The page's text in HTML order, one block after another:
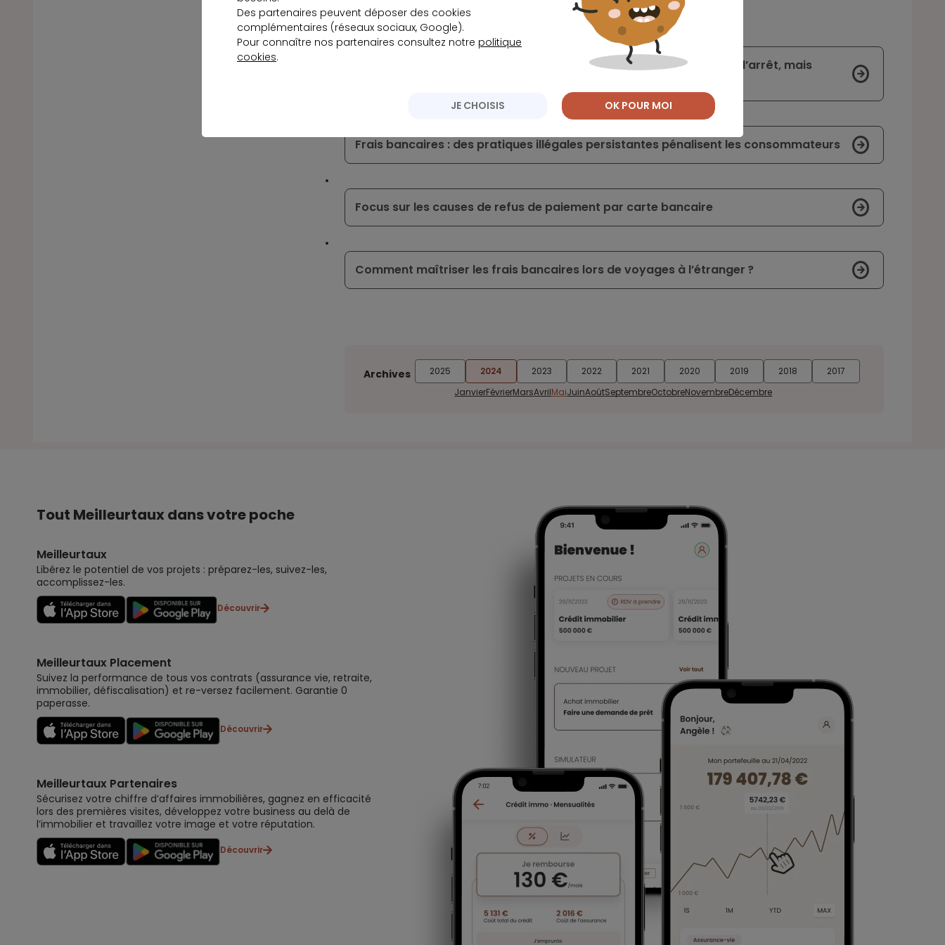
Fin de la hausse des taux : les comptes à terme subissent un coup d’arrêt, mais
Frais bancaires : des pratiques illégales persistantes pénalisent les consommateurs
Focus sur les causes de refus de paiement par carte bancaire
Comment maîtriser les frais bancaires lors de voyages à l’étranger ?
Archives 2025 2024 2023 2022 2021 2020 2019 2018
2017
JanvierFévrierMarsAvrilMaiJuinAoûtSeptembreOctobreNovembreDécembre
Tout Meilleurtaux dans votre poche
Meilleurtaux
Libérez le potentiel de vos projets : préparez-les, suivez-les,
accomplissez-les.
Découvrir
Meilleurtaux Placement
Suivez la performance de tous vos contrats (assurance vie, retraite,
immobilier, défiscalisation) et re-versez facilement. Garantie 0
paperasse.
Découvrir
Meilleurtaux Partenaires
Sécurisez votre chiffre d’affaires immobilières, gagnez en efficacité
lors des premières visites, développez votre business au delà de
l’immobilier et travaillez votre image et votre réputation.
Découvrir
Des partenaires peuvent déposer des cookies
complémentaires (réseaux sociaux, Google).
Pour connaître nos partenaires consultez notre politique
cookies.
JE CHOISIS OK POUR MOI